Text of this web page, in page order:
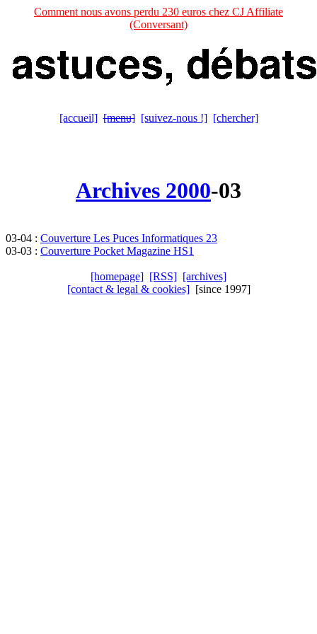
Comment nous avons perdu 230 euros chez CJ Affiliate
(Conversant)
[accueil] [menu] [suivez-nous !] [chercher]
Archives 2000-03
03-04 : Couverture Les Puces Informatiques 23
03-03 : Couverture Pocket Magazine HS1
[homepage] [RSS] [archives]
[contact & legal & cookies][since 1997]